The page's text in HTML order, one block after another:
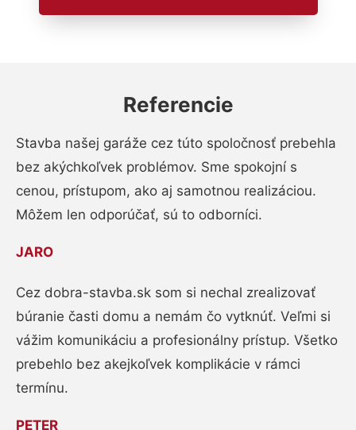
Referencie
Stavba našej garáže cez túto spoločnosť prebehla
bez akýchkoľvek problémov. Sme spokojní s
cenou, prístupom, ako aj samotnou realizáciou.
Môžem len odporúčať, sú to odborníci.
JARO
Cez dobra-stavba.sk som si nechal zrealizovať
búranie časti domu a nemám čo vytknúť. Veľmi si
vážim komunikáciu a profesionálny prístup. Všetko
prebehlo bez akejkoľvek komplikácie v rámci
termínu.
PETER